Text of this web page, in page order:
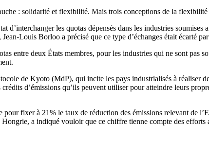
: solidarité et flexibilité. Mais trois conceptions de la
les quotas dépensés dans les industries soumises
Louis Borloo a précisé que ce type d’échanges était écarté
entre deux États membres, pour les industries qui ne sont pas
de Kyoto (MdP), qui incite les pays industrialisés à réaliser
d’émissions qu’ils peuvent utiliser pour atteindre leurs
fixer à 21% le taux de réduction des émissions relevant de
a indiqué vouloir que ce chiffre tienne compte des efforts